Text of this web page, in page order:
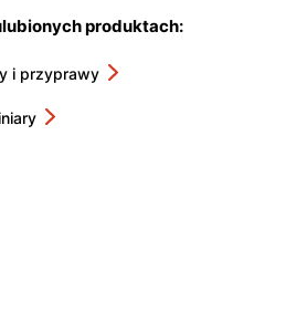
produktach:
i przyprawy